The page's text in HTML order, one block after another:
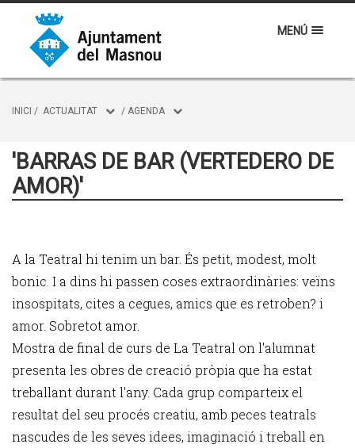
MENÚ
INICI / ACTUALITAT / AGENDA
'BARRAS DE BAR (VERTEDERO DE
AMOR)'
A la Teatral hi tenim un bar. És petit, modest, molt
bonic. I a dins hi passen coses extraordinàries: veïns
insospitats, cites a cegues, amics que es retroben? i
amor. Sobretot amor.
Mostra de final de curs de La Teatral on l'alumnat
presenta les obres de creació pròpia que ha estat
treballant durant l'any. Cada grup comparteix el
resultat del seu procés creatiu, amb peces teatrals
nascudes de les seves idees, imaginació i treball en